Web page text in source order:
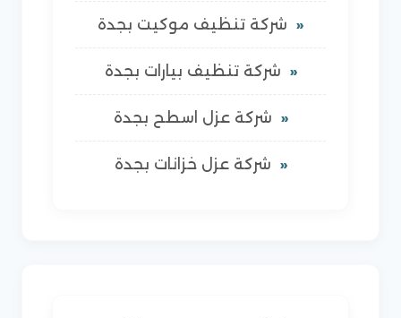
شركة تنظيف موكيت بجدة
شركة تنظيف بيارات بجدة
شركة عزل اسطح بجدة
شركة عزل خزانات بجدة